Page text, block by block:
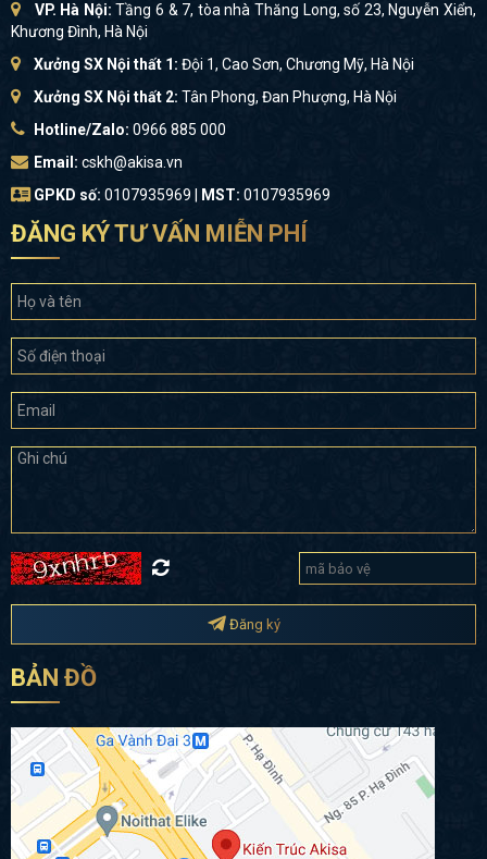
VP. Hà Nội:Tầng 6 & 7, tòa nhà Thăng Long, số 23, Nguyễn Xiển,
Khương Đình, Hà Nội
Xưởng SX Nội thất 1: Đội 1, Cao Sơn, Chương Mỹ, Hà Nội
Xưởng SX Nội thất 2: Tân Phong, Đan Phượng, Hà Nội
Hotline/Zalo: 0966 885 000
Email: cskh@akisa.vn
GPKD số: 0107935969 | MST: 0107935969
ĐĂNG KÝ TƯ VẤN MIỄN PHÍ
Đăng ký
BẢN ĐỒ